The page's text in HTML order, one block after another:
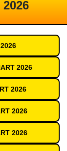
2026
2026
2026
2026